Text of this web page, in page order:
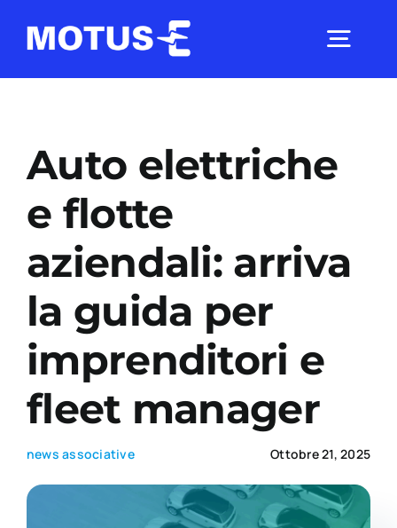
Studi e ricerche
Analisi di mercato
Utilità
Comunicati Stampa
Auto elettriche
e flotte
aziendali: arriva
la guida per
imprenditori e
fleet manager
news associative Ottobre 21, 2025